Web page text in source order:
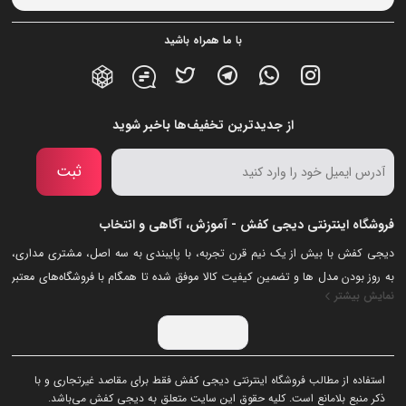
با ما همراه باشید
از جدیدترین تخفیف‌ها باخبر شوید
ثبت
فروشگاه اینترنتی دیجی کفش - آموزش، آگاهی و انتخاب
دیجی کفش با بیش از یک نیم قرن تجربه، با پایبندی به سه اصل، مشتری مداری،
به روز بودن مدل ها و تضمین کیفیت کالا موفق شده تا همگام با فروشگاه‌های معتبر
جهان، به یکی از بزرگ‌ترین فروشگاه های اینترنتی ایران تبدیل شود. به محض ورود
به سایت دیجی‌کفش با دنیایی از رنگ ها رو به رو می‌شوید! هر آنچه که نیاز دارید در
نمایش بیشتر
استفاده از مطالب فروشگاه اینترنتی دیجی کفش فقط برای مقاصد غیرتجاری و با
ذکر منبع بلامانع است. کلیه حقوق این سایت متعلق به دیجی کفش می‌باشد.